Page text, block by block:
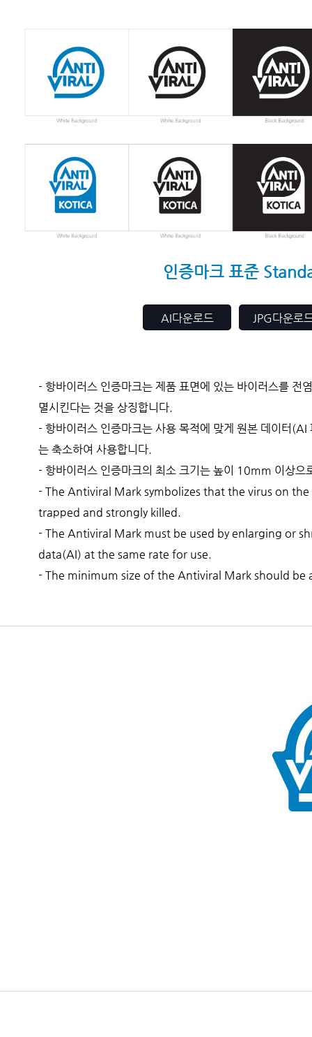
인증마크 표준
- 항바이러스 인증마크는 제품 표면에 있는 바이러스를 전
멸시킨다는 것을 상징합니다.
- 항바이러스 인증마크는 사용 목적에 맞게 원본 데이터
는 축소하여 사용합니다.
- 항바이러스 인증마크의 최소 크기는 높이 10mm 이상으
- The Antiviral Mark symbolizes that the virus on
trapped and strongly killed.
- The Antiviral Mark must be used by enlarging or
data(AI) at the same rate for use.
- The minimum size of the Antiviral Mark should be